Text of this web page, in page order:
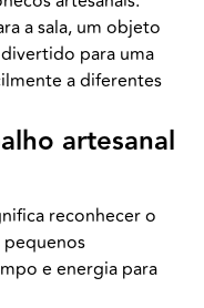
a sala, um objeto
para uma
a diferentes
artesanal
reconhecer o
pequenos
e energia para